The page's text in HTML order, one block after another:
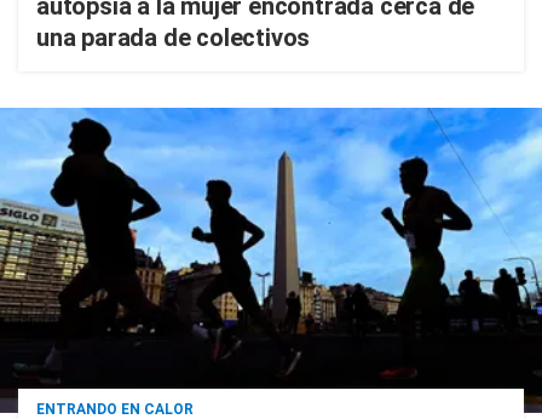
autopsia a la mujer encontrada cerca de
una parada de colectivos
ENTRANDO EN CALOR